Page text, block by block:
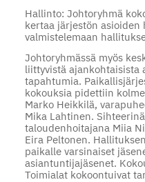
Hallinto: Johtoryhmä
kertaa järjestön asioiden
valmistelemaan
Johtoryhmässä myös
liittyvistä ajankohtaisista
tapahtumia.
kokouksia pidettiin
Marko Heikkilä,
Mika Lahtinen.
taloudenhoitajana Miia
Eira Peltonen.
paikalle varsinaiset
asiantuntijajäsenet.
Toimialat kokoontuivat